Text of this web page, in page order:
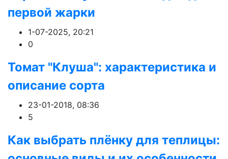
первой жарки
1-07-2025, 20:21
0
Томат "Клуша": характеристика и
описание сорта
23-01-2018, 08:36
5
Как выбрать плёнку для теплицы: